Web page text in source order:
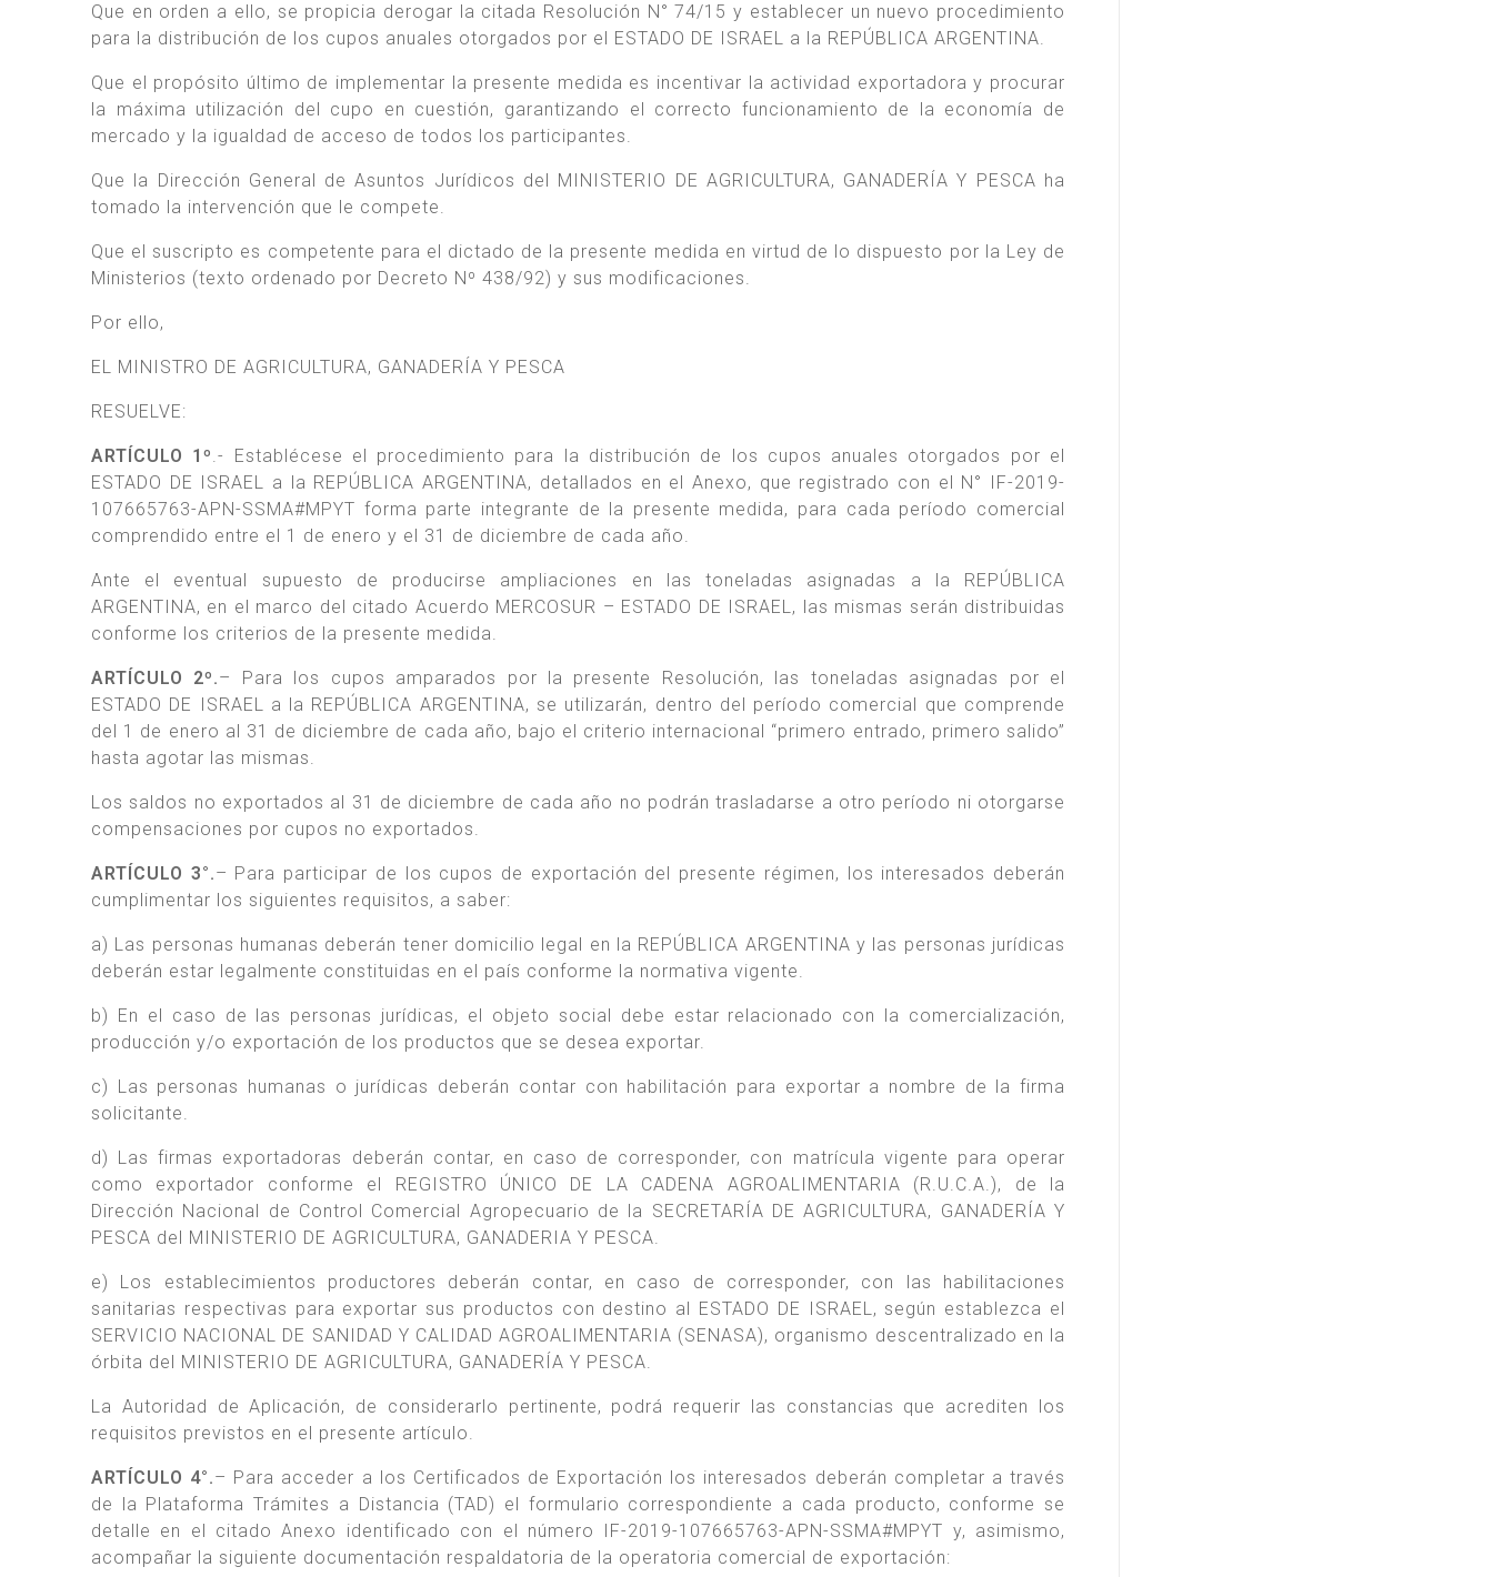
Que en orden a ello, se propicia derogar la citada Resolución N° 74/15 y establecer un nuevo procedimiento
para la distribución de los cupos anuales otorgados por el ESTADO DE ISRAEL a la REPÚBLICA ARGENTINA.
Que el propósito último de implementar la presente medida es incentivar la actividad exportadora y procurar
la máxima utilización del cupo en cuestión, garantizando el correcto funcionamiento de la economía de
mercado y la igualdad de acceso de todos los participantes.
Que la Dirección General de Asuntos Jurídicos del MINISTERIO DE AGRICULTURA, GANADERÍA Y PESCA ha
tomado la intervención que le compete.
Que el suscripto es competente para el dictado de la presente medida en virtud de lo dispuesto por la Ley de
Ministerios (texto ordenado por Decreto Nº 438/92) y sus modificaciones.
Por ello,
EL MINISTRO DE AGRICULTURA, GANADERÍA Y PESCA
RESUELVE:
ARTÍCULO 1º.- Establécese el procedimiento para la distribución de los cupos anuales otorgados por el
ESTADO DE ISRAEL a la REPÚBLICA ARGENTINA, detallados en el Anexo, que registrado con el N° IF-2019-
107665763-APN-SSMA#MPYT forma parte integrante de la presente medida, para cada período comercial
comprendido entre el 1 de enero y el 31 de diciembre de cada año.
Ante el eventual supuesto de producirse ampliaciones en las toneladas asignadas a la REPÚBLICA
ARGENTINA, en el marco del citado Acuerdo MERCOSUR – ESTADO DE ISRAEL, las mismas serán distribuidas
conforme los criterios de la presente medida.
ARTÍCULO 2º.– Para los cupos amparados por la presente Resolución, las toneladas asignadas por el
ESTADO DE ISRAEL a la REPÚBLICA ARGENTINA, se utilizarán, dentro del período comercial que comprende
del 1 de enero al 31 de diciembre de cada año, bajo el criterio internacional “primero entrado, primero salido”
hasta agotar las mismas.
Los saldos no exportados al 31 de diciembre de cada año no podrán trasladarse a otro período ni otorgarse
compensaciones por cupos no exportados.
ARTÍCULO 3°.– Para participar de los cupos de exportación del presente régimen, los interesados deberán
cumplimentar los siguientes requisitos, a saber:
a) Las personas humanas deberán tener domicilio legal en la REPÚBLICA ARGENTINA y las personas jurídicas
deberán estar legalmente constituidas en el país conforme la normativa vigente.
b) En el caso de las personas jurídicas, el objeto social debe estar relacionado con la comercialización,
producción y/o exportación de los productos que se desea exportar.
c) Las personas humanas o jurídicas deberán contar con habilitación para exportar a nombre de la firma
solicitante.
d) Las firmas exportadoras deberán contar, en caso de corresponder, con matrícula vigente para operar
como exportador conforme el REGISTRO ÚNICO DE LA CADENA AGROALIMENTARIA (R.U.C.A.), de la
Dirección Nacional de Control Comercial Agropecuario de la SECRETARÍA DE AGRICULTURA, GANADERÍA Y
PESCA del MINISTERIO DE AGRICULTURA, GANADERIA Y PESCA.
e) Los establecimientos productores deberán contar, en caso de corresponder, con las habilitaciones
sanitarias respectivas para exportar sus productos con destino al ESTADO DE ISRAEL, según establezca el
SERVICIO NACIONAL DE SANIDAD Y CALIDAD AGROALIMENTARIA (SENASA), organismo descentralizado en la
órbita del MINISTERIO DE AGRICULTURA, GANADERÍA Y PESCA.
La Autoridad de Aplicación, de considerarlo pertinente, podrá requerir las constancias que acrediten los
requisitos previstos en el presente artículo.
ARTÍCULO 4°.– Para acceder a los Certificados de Exportación los interesados deberán completar a través
de la Plataforma Trámites a Distancia (TAD) el formulario correspondiente a cada producto, conforme se
detalle en el citado Anexo identificado con el número IF-2019-107665763-APN-SSMA#MPYT y, asimismo,
acompañar la siguiente documentación respaldatoria de la operatoria comercial de exportación: